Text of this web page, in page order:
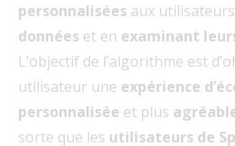
personnalisées aux
données et en examinant
L’objectif de l’algorithme est
utilisateur une expérience
personnalisée et plus
sorte que les utilisateurs de